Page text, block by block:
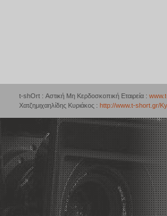
t-shOrt : Αστική Μη Κερδοσκοπική Εταιρεία :
Χατζημιχαηλίδης Κυριάκος : http://www.t-short.gr/